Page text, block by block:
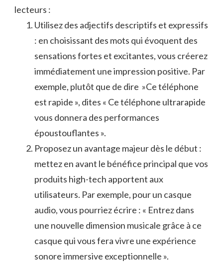
lecteurs :
Utilisez ‍des⁣ adjectifs descriptifs⁤ et expressifs
: ⁢en​ choisissant des‍ mots qui‌ évoquent ⁢des
sensations fortes et excitantes, vous créerez
immédiatement ‌une ‍impression positive. ⁣Par
‌exemple,⁣ plutôt que de ‌dire ‌ »Ce‍ téléphone
est‍ rapide », dites‍ « Ce‌ téléphone ultrarapide
⁢vous ⁢donnera des ‍performances
époustouflantes ».
Proposez un avantage ‌majeur dès le début : ​
mettez en avant le⁣ bénéfice‍ principal que vos
produits high-tech ⁣apportent aux
utilisateurs. Par exemple, pour ⁤un casque
⁢audio, vous pourriez écrire : « Entrez dans
une nouvelle dimension⁤ musicale grâce ‍à ce
casque qui ⁢vous fera vivre une expérience‍
sonore immersive exceptionnelle ».